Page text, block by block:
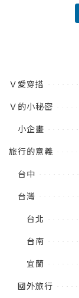
Ｖ愛穿搭
Ｖ的小秘密
小企畫
旅行的意義
台中
台灣
台北
台南
宜蘭
國外旅行